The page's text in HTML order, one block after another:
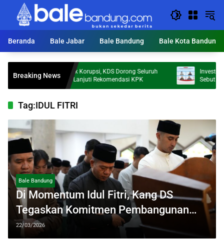
Langsung
konten
Beranda
Bale Jabar Bale Bandung Bale Kota Bandung
Breaking News
Cegah Praktik Korupsi, KDS Dorong Seluruh
OPD Tindak Lanjuti Rekomendasi KPK
Investor Pasar
Sebut
Tag:IDUL FITRI
Bale Bandung
Di Momentum Idul Fitri, Kang DS
Tegaskan Komitmen Pembangunan
Nyata untuk Warga Kabupaten
Bandung
22/03/2026